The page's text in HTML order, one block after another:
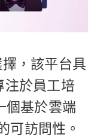
，該平台具
注於員工培
個基於雲端
可訪問性。